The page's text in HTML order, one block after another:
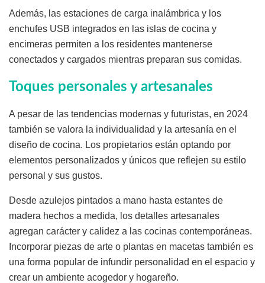
Además, las estaciones de carga inalámbrica y los
enchufes USB integrados en las islas de cocina y
encimeras permiten a los residentes mantenerse
conectados y cargados mientras preparan sus comidas.
Toques personales y artesanales
A pesar de las tendencias modernas y futuristas, en 2024
también se valora la individualidad y la artesanía en el
diseño de cocina. Los propietarios están optando por
elementos personalizados y únicos que reflejen su estilo
personal y sus gustos.
Desde azulejos pintados a mano hasta estantes de
madera hechos a medida, los detalles artesanales
agregan carácter y calidez a las cocinas contemporáneas.
Incorporar piezas de arte o plantas en macetas también es
una forma popular de infundir personalidad en el espacio y
crear un ambiente acogedor y hogareño.